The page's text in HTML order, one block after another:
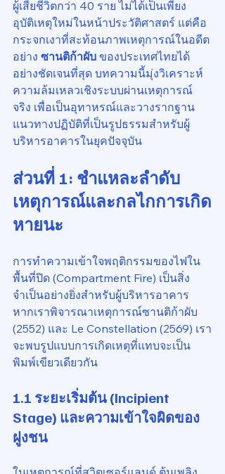
ผู้เสียชีวิตกว่า 40 ราย ไม่ได้เป็นเพียง
อุบัติเหตุใหม่ในหน้าประวัติศาสตร์ แต่คือ
กระจกเงาที่สะท้อนภาพเหตุการณ์ในอดีต
อย่าง ซานติก้าผับ ของประเทศไทยได้
อย่างชัดเจนที่สุด บทความนี้มุ่งวิเคราะห์
ความล้มเหลวเชิงระบบผ่านเหตุการณ์
จริง เพื่อเป็นอุทาหรณ์และวางรากฐาน
แนวทางปฏิบัติที่เป็นรูปธรรมสำหรับผู้
บริหารอาคารในยุคปัจจุบัน
ส่วนที่ 1: ชำแหละลำดับ
เหตุการณ์และกลไกการเกิด
หายนะ
การทำความเข้าใจพฤติกรรมของไฟใน
พื้นที่ปิด (Compartment Fire) เป็นสิ่ง
จำเป็นอย่างยิ่งสำหรับผู้บริหารอาคาร
หากเราพิจารณาเหตุการณ์ซานติก้าผับ
(2552) และ Le Constellation (2569) เรา
จะพบรูปแบบการเกิดเหตุที่แทบจะเป็น
พิมพ์เขียวเดียวกัน
1.1 ระยะเริ่มต้น (Incipient
Stage) และความเข้าใจผิดของ
ฝูงชน